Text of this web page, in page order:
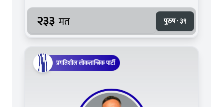
२३३ मत पुरुष · ३९
प्रगतिशील लोकतान्त्रिक पार्टी